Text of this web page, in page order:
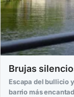
Brujas
Escapa del bullicio
barrio más